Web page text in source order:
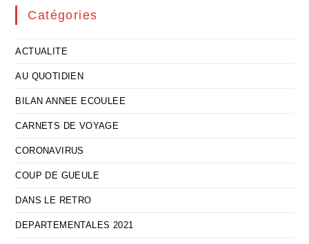
Catégories
ACTUALITE
AU QUOTIDIEN
BILAN ANNEE ECOULEE
CARNETS DE VOYAGE
CORONAVIRUS
COUP DE GUEULE
DANS LE RETRO
DEPARTEMENTALES 2021